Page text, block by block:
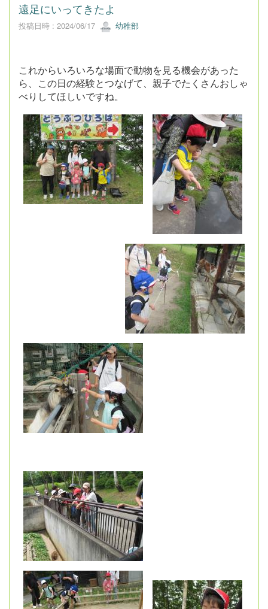
遠足にいってきたよ
投稿日時 : 2024/06/17 幼稚部
これからいろいろな場面で動物を見る機会があった
ら、この日の経験とつなげて、親子でたくさんおしゃ
べりしてほしいですね。